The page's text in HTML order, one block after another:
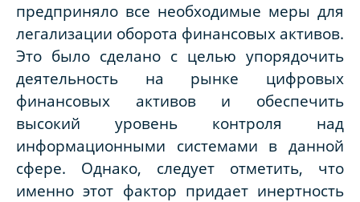
предприняло все необходимые меры для
легализации оборота финансовых активов.
Это было сделано с целью упорядочить
деятельность на рынке цифровых
финансовых активов и обеспечить
высокий уровень контроля над
информационными системами в данной
сфере. Однако, следует отметить, что
именно этот фактор придает инертность